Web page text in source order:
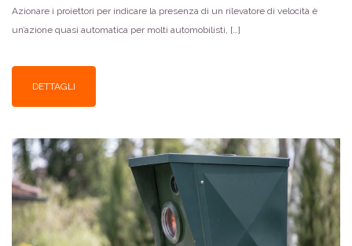
Azionare i proiettori per indicare la presenza di un rilevatore di velocità è
un’azione quasi automatica per molti automobilisti, […]
DETTAGLI